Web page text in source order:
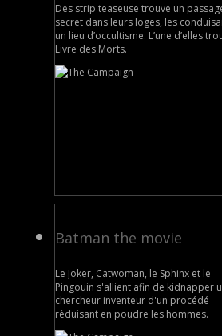
Des strip teaseuse trouve un
secret dans leurs loges, les
un lieu d’occultisme. L’une d’elles
Livre des Morts.
Batman the movie
Le Joker, Catwoman, le Sphinx et le
Pingouin s'allient afin de kidnapper
chercheur inventeur d'un procédé
réduisant en poudre les hommes.